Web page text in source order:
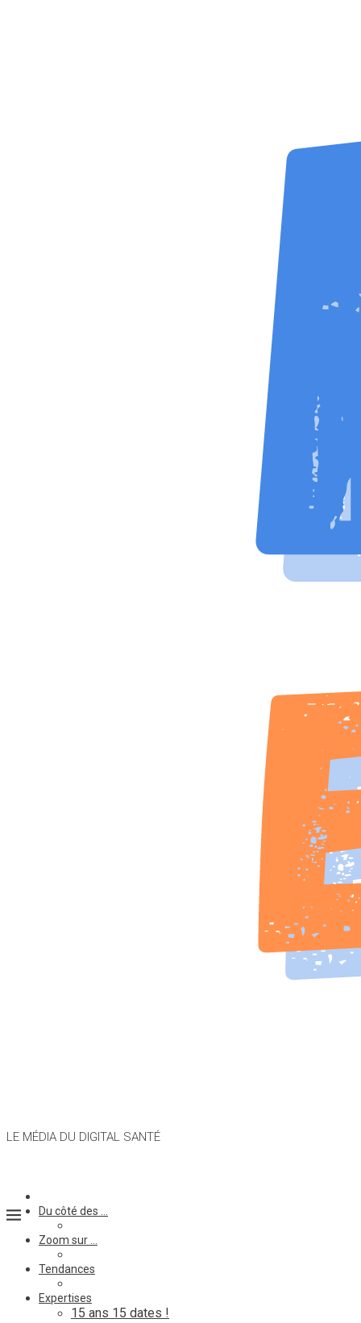
LE MÉDIA DU DIGITAL SANTÉ
Du côté des …
Zoom sur …
Tendances
Expertises
15 ans 15 dates !